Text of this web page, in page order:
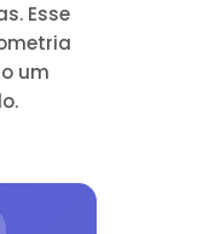
Esse
um